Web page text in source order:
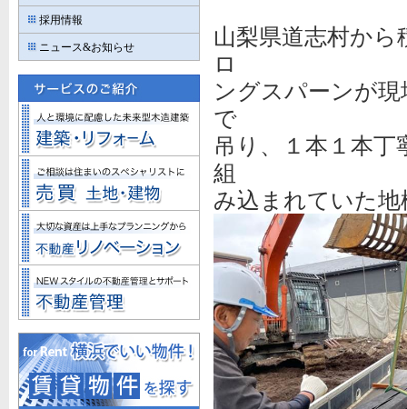
山梨県道志村か
ロ
ングスパーンが
で
吊り、１本１本
組
み込まれていた
採用情報
ニュース&お知らせ